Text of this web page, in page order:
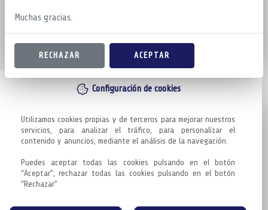
Muchas gracias.
RECHAZAR ACEPTAR
Configuración de cookies
Utilizamos cookies propias y de terceros para mejorar nuestros
servicios, para analizar el tráfico, para personalizar el
contenido y anuncios, mediante el análisis de la navegación.
Puedes aceptar todas las cookies pulsando en el botón
“Aceptar”, rechazar todas las cookies pulsando en el botón
“Rechazar”